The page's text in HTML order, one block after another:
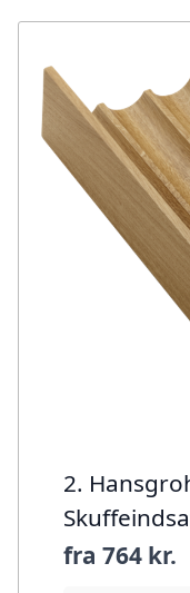
2.
fra 764 kr.